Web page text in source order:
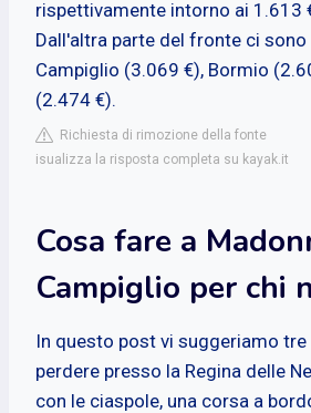
rispettivamente intorno ai 1.613
Dall'altra parte del fronte ci sono
Campiglio (3.069 €), Bormio
(2.474 €).
Richiesta di rimozione della fonte
isualizza la risposta completa su kayak.it
Cosa fare a
Campiglio per chi
In questo post vi suggeriamo
perdere presso la Regina delle
con le ciaspole, una corsa a